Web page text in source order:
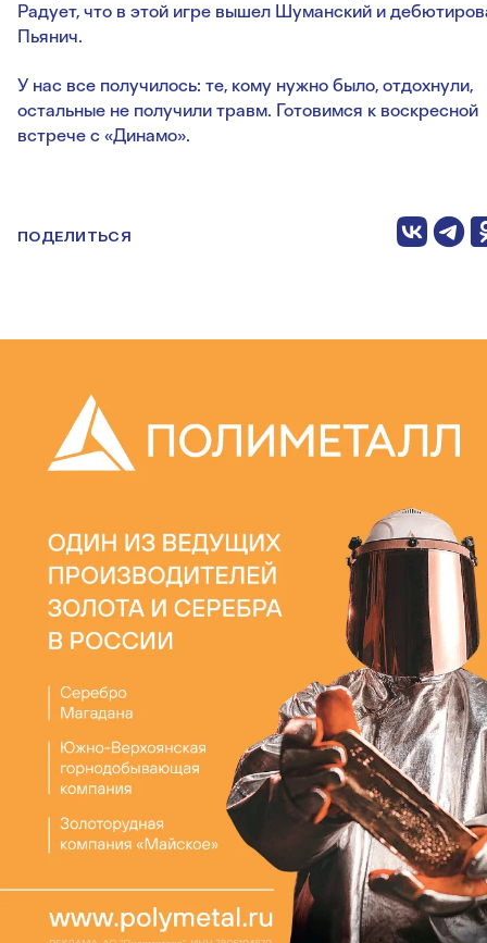
Радует, что в этой игре вышел Шуманский и
Пьянич.
У нас все получилось: те, кому нужно было, отдохнули,
остальные не получили травм. Готовимся к воскресной
встрече с «Динамо».
ПОДЕЛИТЬСЯ